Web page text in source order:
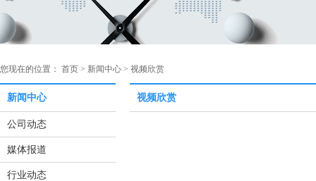
您现在的位置： 首页 > 新闻中心 > 视频欣赏
新闻中心
公司动态
媒体报道
行业动态
视频欣赏